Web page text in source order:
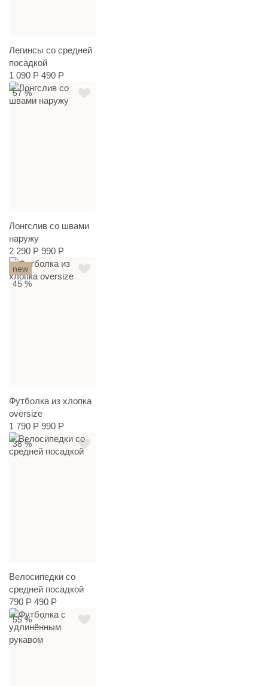
Легинсы со средней
посадкой
1 090 Р 490 Р
57 %
Лонгслив со швами
наружу
2 290 Р 990 Р
new
45 %
Футболка из хлопка
oversize
1 790 Р 990 Р
38 %
Велосипедки со
средней посадкой
790 Р 490 Р
55 %